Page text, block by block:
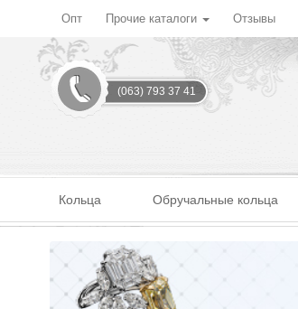
Опт Прочие каталоги Отзывы
(063) 793 37 41
Кольца Обручальные кольца